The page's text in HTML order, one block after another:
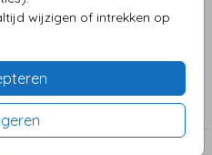
wijzigen of intrekken op
varianten.